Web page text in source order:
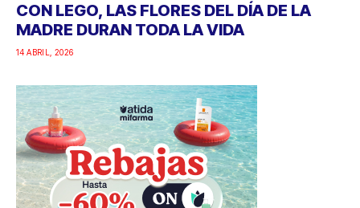
CON LEGO, LAS FLORES DEL DÍA DE LA
MADRE DURAN TODA LA VIDA
14 ABRIL, 2026